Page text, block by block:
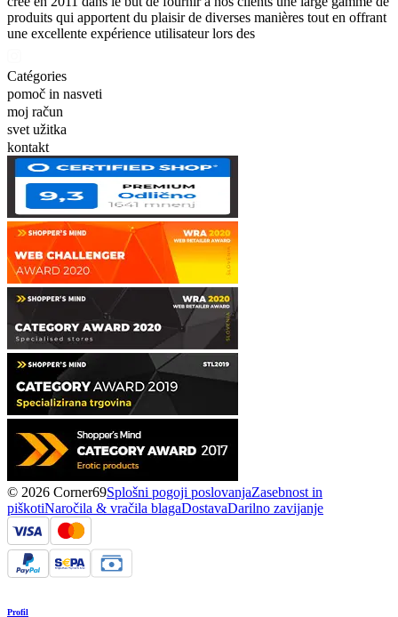
produits qui apportent du plaisir de diverses manières tout en offrant
une excellente expérience utilisateur lors des
Catégories
pomoč in nasveti
moj račun
svet užitka
kontakt
© 2026 Corner69Splošni pogoji poslovanjaZasebnost in
piškotiNaročila & vračila blagaDostavaDarilno zavijanje
Profil